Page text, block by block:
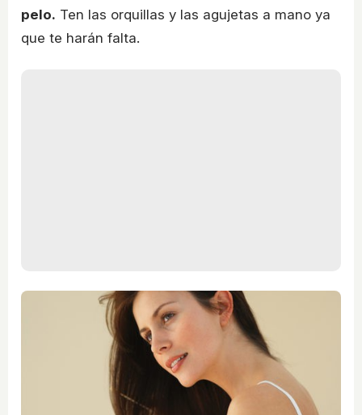
pelo. Ten las orquillas y las agujetas a mano ya
que te harán falta.